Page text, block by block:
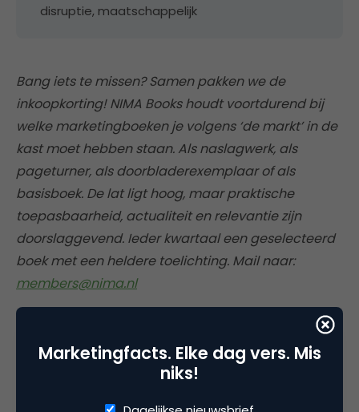
disruptie, maatschappelijk
Bang iets te missen? Samen pakken we de
inkoopkorting! NIMA Books houdt voortdurend bij
welke marketingboeken je volgens ‘de markt’ in de
kast moet hebben staan. Als naslagwerk, als
pageturner, als doorbladerexemplaar of als
basisboek. De lat ligt hoog, maar praktische
toepasbaarheid, actualiteit en relevantie zijn
doorslaggevend. Ieder kwartaal een geselecteerd
boek met een heldere toelichting. Mail naar:
members@nima.nl
Marketingfacts. Elke dag vers. Mis
niks!